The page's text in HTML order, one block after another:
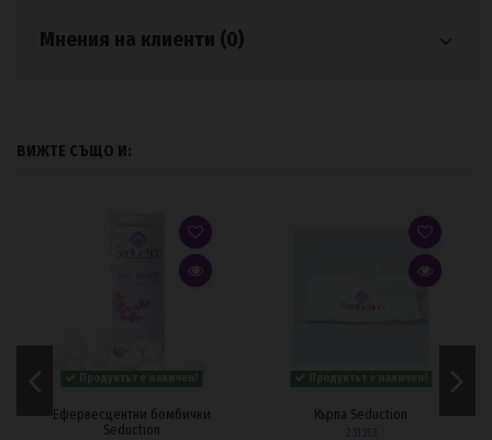
Мнения на клиенти (0)
ВИЖТЕ СЪЩО И:
Ефервесцентни бомбички
Seduction
Кърпа Seduction